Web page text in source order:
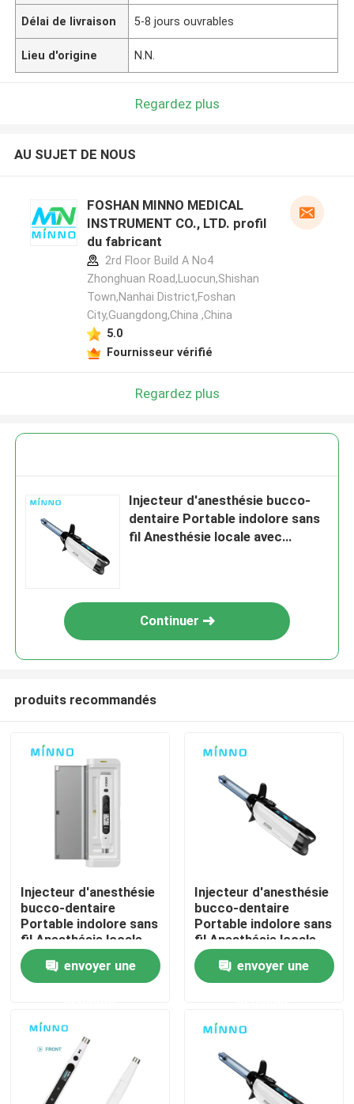
Produits
A propos de nous
Visite d'usine
Contrôle de la qualité
Délai de livraison 5-8 jours ouvrables
Lieu d'origine N.N.
Regardez plus
AU SUJET DE NOUS
FOSHAN MINNO MEDICAL
INSTRUMENT CO., LTD. profil
du fabricant
2rd Floor Build A No4
Zhonghuan Road,Luocun,Shishan
Town,Nanhai District,Foshan
City,Guangdong,China ,China
5.0
Fournisseur vérifié
Regardez plus
Injecteur d'anesthésie bucco-
dentaire Portable indolore sans
fil Anesthésie locale avec
Continuer
produits recommandés
Injecteur d'anesthésie
bucco-dentaire
Portable indolore sans
fil Anesthésie locale
avec affichage LCD
operableenvoyer une
Injecteur d'anesthésie
bucco-dentaire
Portable indolore sans
fil Anesthésie locale
avec affichage LCD
operableenvoyer une